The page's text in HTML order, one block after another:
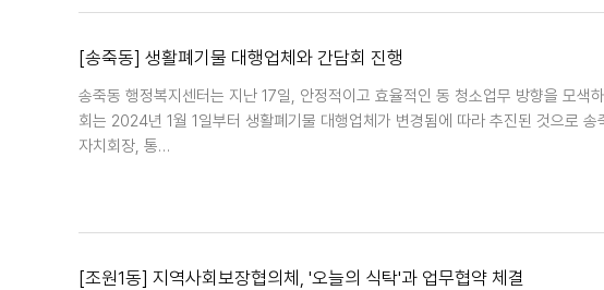
[송죽동] 생활폐기물 대행업체와 간담회 진행
송죽동 행정복지센터는 지난 17일, 안정적이고 효율적인 동 청소업무 방향을 모색
회는 2024년 1월 1일부터 생활폐기물 대행업체가 변경됨에 따라 추진된 것으로
자치회장, 통…
[조원1동] 지역사회보장협의체, '오늘의 식탁'과 업무협약 체결